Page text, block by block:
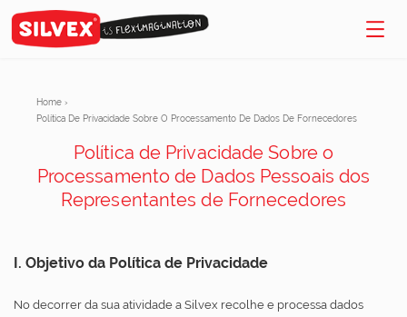
Home ›
Política De Privacidade Sobre O Processamento De Dados De Fornecedores
Política de Privacidade Sobre o
Processamento de Dados Pessoais dos
Representantes de Fornecedores
I. Objetivo da Política de Privacidade
No decorrer da sua atividade a Silvex recolhe e processa dados